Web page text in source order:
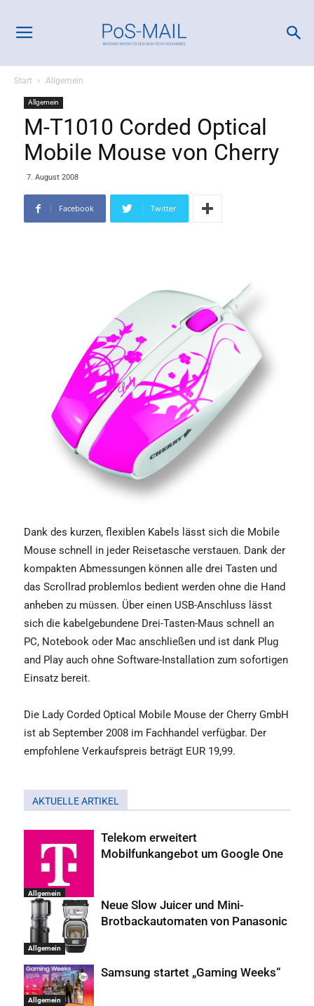
Start Allgemein
Allgemein
M-T1010 Corded Optical
Mobile Mouse von Cherry
7. August 2008
Facebook Twitter
Dank des kurzen, flexiblen Kabels lässt sich die Mobile
Mouse schnell in jeder Reisetasche verstauen. Dank der
kompakten Abmessungen können alle drei Tasten und
das Scrollrad problemlos bedient werden ohne die Hand
anheben zu müssen. Über einen USB-Anschluss lässt
sich die kabelgebundene Drei-Tasten-Maus schnell an
PC, Notebook oder Mac anschließen und ist dank Plug
and Play auch ohne Software-Installation zum sofortigen
Einsatz bereit.
Die Lady Corded Optical Mobile Mouse der Cherry GmbH
ist ab September 2008 im Fachhandel verfügbar. Der
empfohlene Verkaufspreis beträgt EUR 19,99.
AKTUELLE ARTIKEL
Allgemein
Telekom erweitert
Mobilfunkangebot um Google One
Allgemein
Neue Slow Juicer und Mini-
Brotbackautomaten von Panasonic
Allgemein
Samsung startet „Gaming Weeks“